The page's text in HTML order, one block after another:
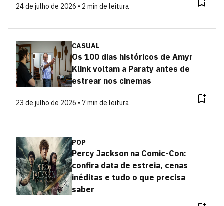
24 de julho de 2026 • 2 min de leitura
CASUAL
Os 100 dias históricos de Amyr
Klink voltam a Paraty antes de
estrear nos cinemas
23 de julho de 2026 • 7 min de leitura
POP
Percy Jackson na Comic-Con:
confira data de estreia, cenas
inéditas e tudo o que precisa
saber